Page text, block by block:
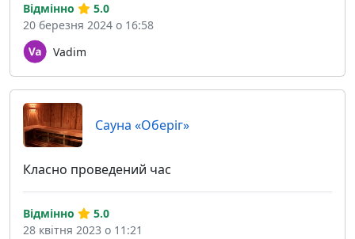
Vadim
Відмінно
5.0
20 березня 2024 о 16:58
Сауна «Оберіг»
Класно проведений час
Відмінно
5.0
28 квітня 2023 о 11:21